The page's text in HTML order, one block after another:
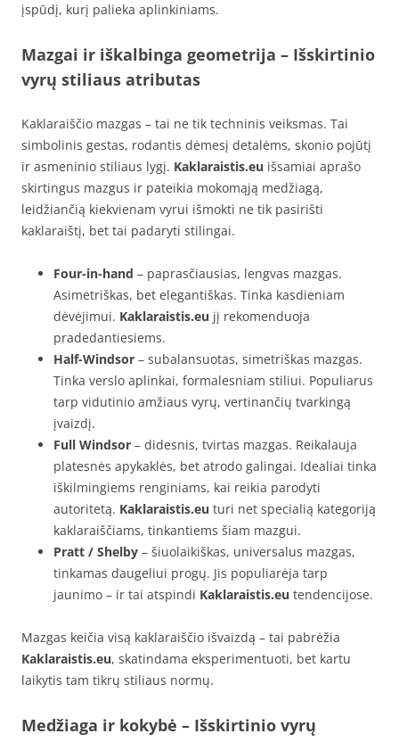
įspūdį, kurį palieka aplinkiniams.
Mazgai ir iškalbinga geometrija – Išskirtinio
vyrų stiliaus atributas
Kaklaraiščio mazgas – tai ne tik techninis veiksmas. Tai
simbolinis gestas, rodantis dėmesį detalėms, skonio pojūtį
ir asmeninio stiliaus lygį. Kaklaraistis.eu išsamiai aprašo
skirtingus mazgus ir pateikia mokomąją medžiagą,
leidžiančią kiekvienam vyrui išmokti ne tik pasirišti
kaklaraištį, bet tai padaryti stilingai.
Four-in-hand – paprasčiausias, lengvas mazgas.
Asimetriškas, bet elegantiškas. Tinka kasdieniam
dėvėjimui. Kaklaraistis.eu jį rekomenduoja
pradedantiesiems.
Half-Windsor – subalansuotas, simetriškas mazgas.
Tinka verslo aplinkai, formalesniam stiliui. Populiarus
tarp vidutinio amžiaus vyrų, vertinančių tvarkingą
įvaizdį.
Full Windsor – didesnis, tvirtas mazgas. Reikalauja
platesnės apykaklės, bet atrodo galingai. Idealiai tinka
iškilmingiems renginiams, kai reikia parodyti
autoritetą. Kaklaraistis.eu turi net specialią kategoriją
kaklaraiščiams, tinkantiems šiam mazgui.
Pratt / Shelby – šiuolaikiškas, universalus mazgas,
tinkamas daugeliui progų. Jis populiarėja tarp
jaunimo – ir tai atspindi Kaklaraistis.eu tendencijose.
Mazgas keičia visą kaklaraiščio išvaizdą – tai pabrėžia
Kaklaraistis.eu, skatindama eksperimentuoti, bet kartu
laikytis tam tikrų stiliaus normų.
Medžiaga ir kokybė – Išskirtinio vyrų